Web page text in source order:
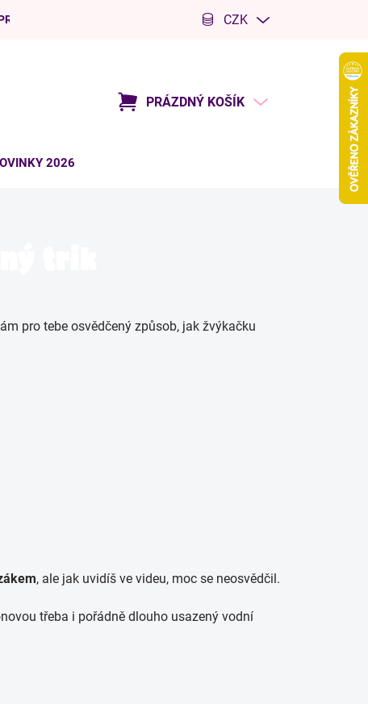
CZK
NÁKUPNÍPRÁZDNÝ KOŠÍK
2026
pro tebe osvědčený způsob, jak žvýkačku
, ale jak uvidíš ve videu, moc se neosvědčil.
třeba i pořádně dlouho usazený vodní